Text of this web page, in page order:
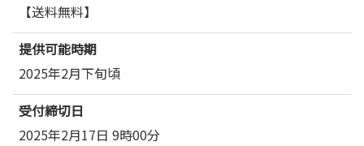
【送料無料】
提供可能時期
2025年2月下旬頃
受付締切日
2025年2月17日 9時00分